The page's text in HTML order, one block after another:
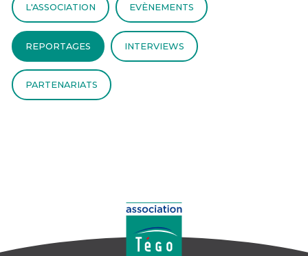
L'ASSOCIATION EVÈNEMENTS
REPORTAGES INTERVIEWS
PARTENARIATS